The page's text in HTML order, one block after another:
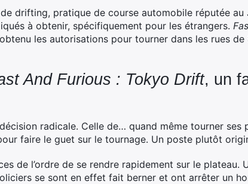
drifting, pratique de course automobile réputée au
à obtenir, spécifiquement pour les étrangers.
les autorisations pour tourner dans les rues
And Furious : Tokyo Drift, un
radicale. Celle de… quand même tourner ses
faire le guet sur le tournage. Un poste plutôt
de l’ordre de se rendre rapidement sur le plateau.
se sont en effet fait berner et ont arrêter un